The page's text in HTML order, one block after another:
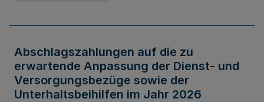
Abschlagszahlungen auf die zu
erwartende Anpassung der Dienst- und
Versorgungsbezüge sowie der
Unterhaltsbeihilfen im Jahr 2026